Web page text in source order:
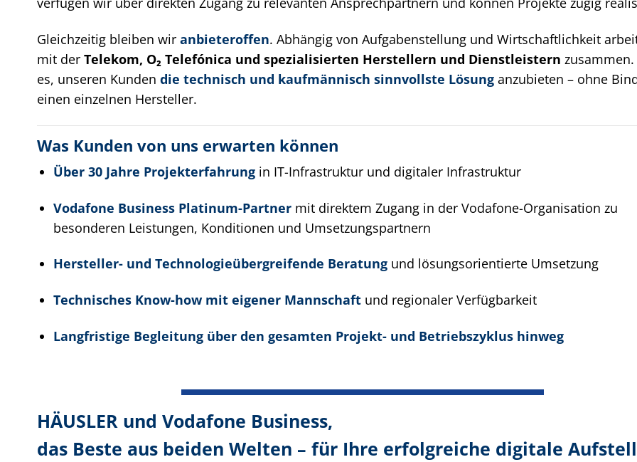
Gleichzeitig bleiben wir anbieteroffen. Abhängig von Aufgabenstellung und Wirtschaftlichkeit
mit der Telekom, O₂ Telefónica und spezialisierten Herstellern und Dienstleistern
es, unseren Kunden die technisch und kaufmännisch sinnvollste Lösung anzubieten – ohne
einen einzelnen Hersteller.
Was Kunden von uns erwarten können
Über 30 Jahre Projekterfahrungin IT-Infrastruktur und digitaler Infrastruktur
Vodafone Business Platinum-Partnermit direktem Zugang in der Vodafone-Organisation zu
besonderen Leistungen, Konditionen und Umsetzungspartnern
Hersteller- und Technologieübergreifende Beratungund lösungsorientierte Umsetzung
Technisches Know-how mit eigener Mannschaftund regionaler Verfügbarkeit
Langfristige Begleitung über den gesamten Projekt- und Betriebszyklus hinweg
HÄUSLER und Vodafone Business,
das Beste aus beiden Welten – für Ihre erfolgreiche digitale